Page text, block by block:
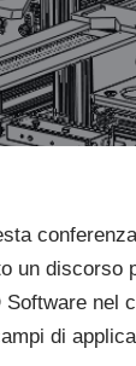
un discorso
nel
di